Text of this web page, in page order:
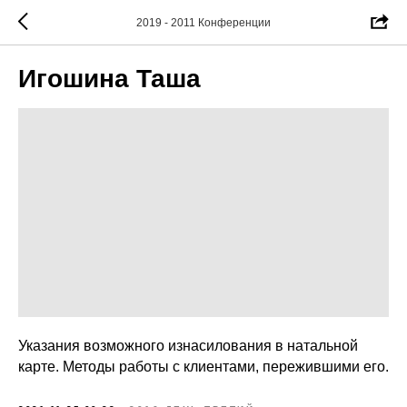
2019 - 2011 Конференции
Игошина Таша
Указания возможного изнасилования в натальной
карте. Методы работы с клиентами, пережившими его.